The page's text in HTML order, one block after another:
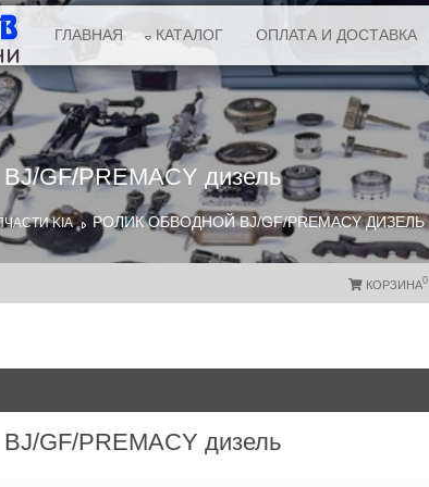
ГЛАВНАЯ КАТАЛОГ ОПЛАТА И ДОСТАВКА
GF/PREMACY дизель
KIA РОЛИК ОБВОДНОЙ BJ/GF/PREMACY ДИЗЕЛЬ
КОРЗИНА0
GF/PREMACY дизель